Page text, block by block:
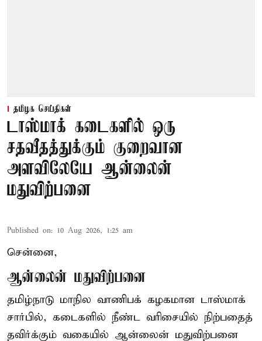
தமிழக செய்திகள்
டாஸ்மாக் கடைகளில் ஒரு
சதவீதத்துக்கும் குறைவான
அளவிலேயே ஆன்லைன்
மதுவிற்பனை
Published on: 10 Aug 2026, 1:25 am
சென்னை,
ஆன்லைன் மதுவிற்பனை
தமிழ்நாடு மாநில வாணிபக் கழகமான டாஸ்மாக்
சார்பில், கடைகளில் நீண்ட வரிசையில் நிற்பதைத்
தவிர்க்கும் வகையில் ஆன்லைன் மதுவிற்பனை